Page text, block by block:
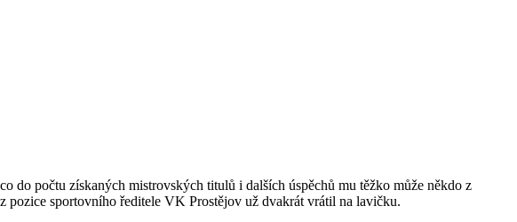
do počtu získaných mistrovských titulů i dalších úspěchů mu těžko může někdo z
sportovního ředitele VK Prostějov už dvakrát vrátil na lavičku.